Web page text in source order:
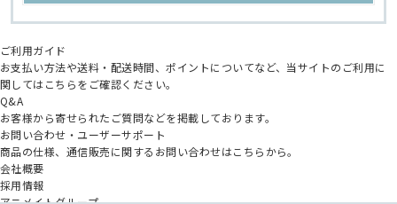
ご利用ガイド
お支払い方法や送料・配送時間、ポイントについてなど、当サイトのご利用に
関してはこちらをご確認ください。
Q&A
お客様から寄せられたご質問などを掲載しております。
お問い合わせ・ユーザーサポート
商品の仕様、通信販売に関するお問い合わせはこちらから。
会社概要
採用情報